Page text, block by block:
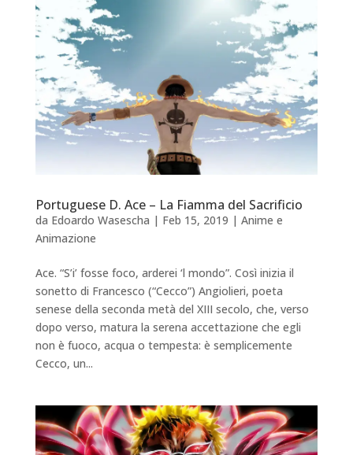
Portuguese D. Ace – La Fiamma del Sacrificio
da Edoardo Wasescha | Feb 15, 2019 | Anime e
Animazione
Ace. “S’i’ fosse foco, arderei ‘l mondo”. Così inizia il
sonetto di Francesco (“Cecco”) Angiolieri, poeta
senese della seconda metà del XIII secolo, che, verso
dopo verso, matura la serena accettazione che egli
non è fuoco, acqua o tempesta: è semplicemente
Cecco, un...